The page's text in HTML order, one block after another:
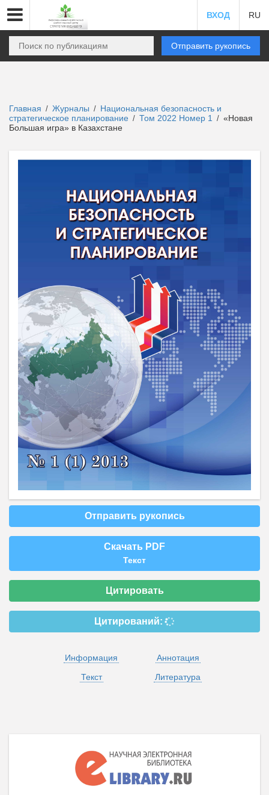
ВХОД RU
Отправить рукопись
Главная / Журналы / Национальная безопасность и
стратегическое планирование / Том 2022 Номер 1 / «Новая
Большая игра» в Казахстане
Отправить рукопись
Скачать PDF
Текст
Цитировать
Цитирований:
Информация
Аннотация
Текст
Литература